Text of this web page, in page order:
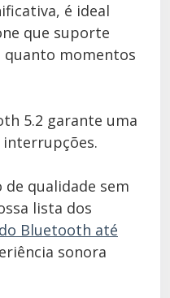
é ideal
que suporte
momentos
5.2 garante uma
interrupções.
de qualidade sem
lista dos
Bluetooth até
sonora